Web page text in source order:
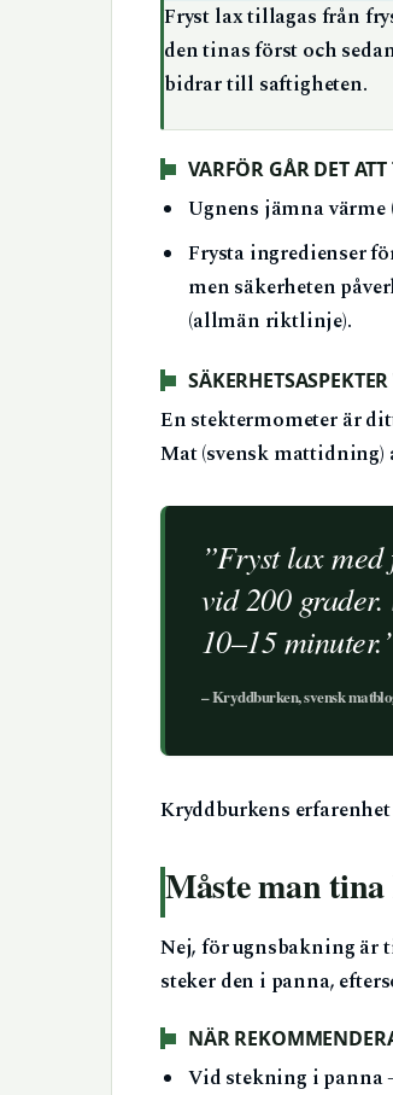
Fryst lax tillagas från
den tinas först och
bidrar till saftigheten.
VARFÖR GÅR DET
Ugnens jämna
Frysta ingredienser
men säkerheten
(allmän riktlinje).
En stektermometer är
Mat (svensk mattidning)
”Fryst lax
vid 200
10–15
– Kryddburken, svensk
Kryddburkens
Måste man
Nej, för ugnsbakning är
steker den i panna,
NÄR
Vid stekning i panna